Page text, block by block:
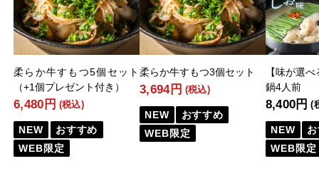
柔らか牛すもつ5個セット
（+1個プレゼント付き）
6,480円 (税込)
NEW
おすすめ
WEB限定
柔らか牛すもつ3個セット
3,694円 (税込)
NEW
おすすめ
WEB限定
【味が選
鍋4人前
8,400円 (
NEW
WEB限定